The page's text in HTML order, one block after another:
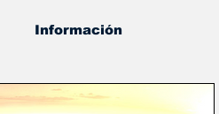
Información